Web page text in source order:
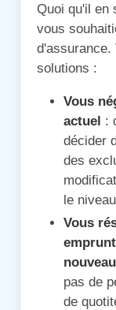
Quoi qu'il en
vous
d'assurance.
solutions :
Vous
actuel :
décider
des
le
Vous
pas de
de